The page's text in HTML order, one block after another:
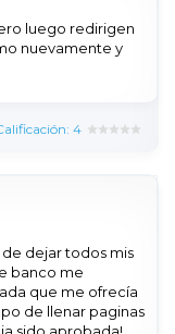
luego redirigen
nuevamente y
4
dejar todos mis
banco me
que me ofrecía
de llenar paginas